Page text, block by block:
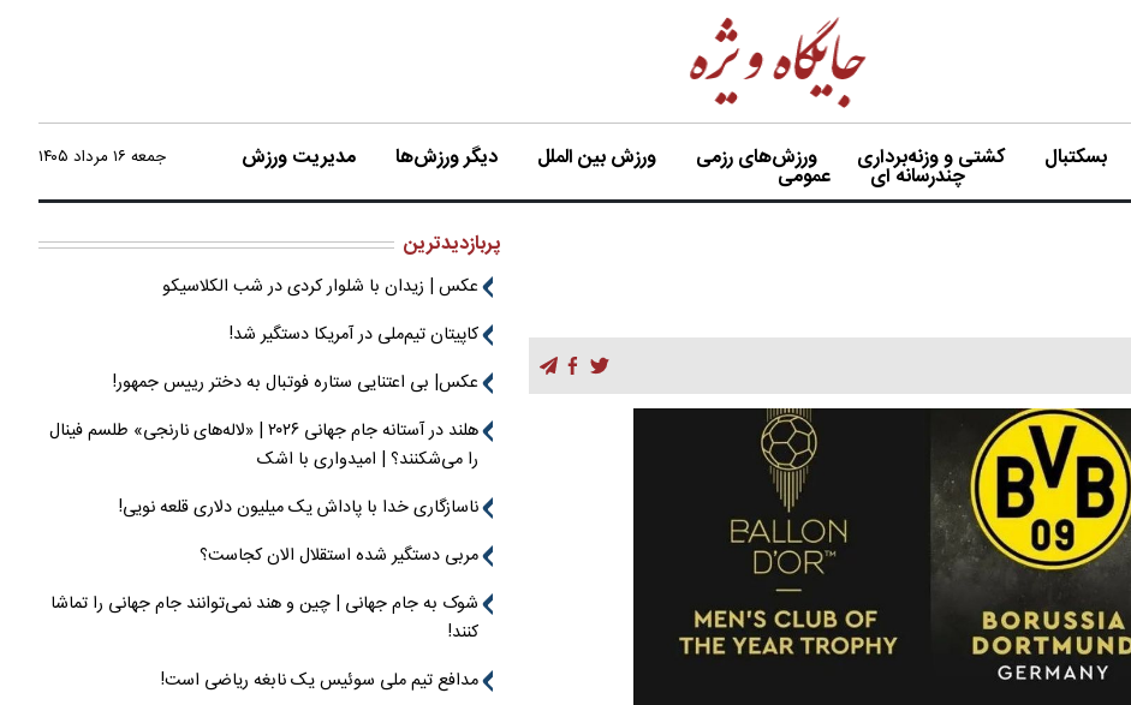
بسکتبال کشتی و وزنه‌برداری ورزش‌های رزمی ورزش بین الملل دیگر ورزش‌ها مدیریت ورزش
چندرسانه ای عمومی
جمعه ۱۶ مرداد ۱۴۰۵
پربازدیدترین
عکس | زیدان با شلوار کردی در شب الکلاسیکو
کاپیتان تیم‌ملی در آمریکا دستگیر شد!
عکس| بی اعتنایی ستاره فوتبال به دختر رییس جمهور!
هلند در آستانه جام جهانی ۲۰۲۶ | «لاله‌های نارنجی» طلسم فینال
را می‌شکنند؟ | امیدواری با اشک
ناسازگاری خدا با پاداش یک میلیون دلاری قلعه نویی!
مربی دستگیر شده استقلال الان کجاست؟
شوک به جام جهانی | چین و هند نمی‌توانند جام جهانی را تماشا
کنند!
مدافع تیم ملی سوئیس یک نابغه ریاضی است!